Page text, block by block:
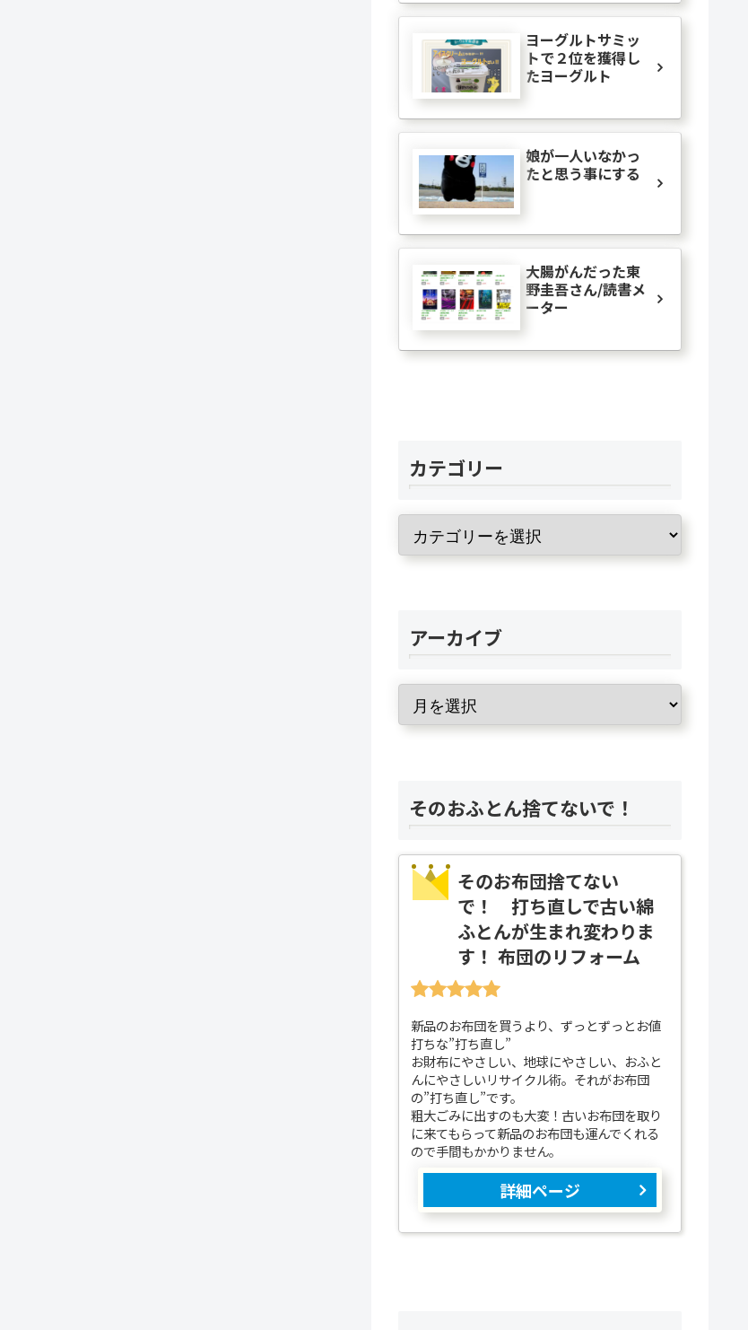
ヨーグルトサミッ
トで２位を獲得し
たヨーグルト
娘が一人いなかっ
たと思う事にする
大腸がんだった東
野圭吾さん/読書メ
ーター
カテゴリー
アーカイブ
そのおふとん捨てないで！
そのお布団捨てない
で！ 打ち直しで古い綿
ふとんが生まれ変わりま
す！ 布団のリフォーム
新品のお布団を買うより、ずっとずっとお値
打ちな”打ち直し”
お財布にやさしい、地球にやさしい、おふと
んにやさしいリサイクル術。それがお布団
の”打ち直し”です。
粗大ごみに出すのも大変！古いお布団を取り
に来てもらって新品のお布団も運んでくれる
ので手間もかかりません。
詳細ページ